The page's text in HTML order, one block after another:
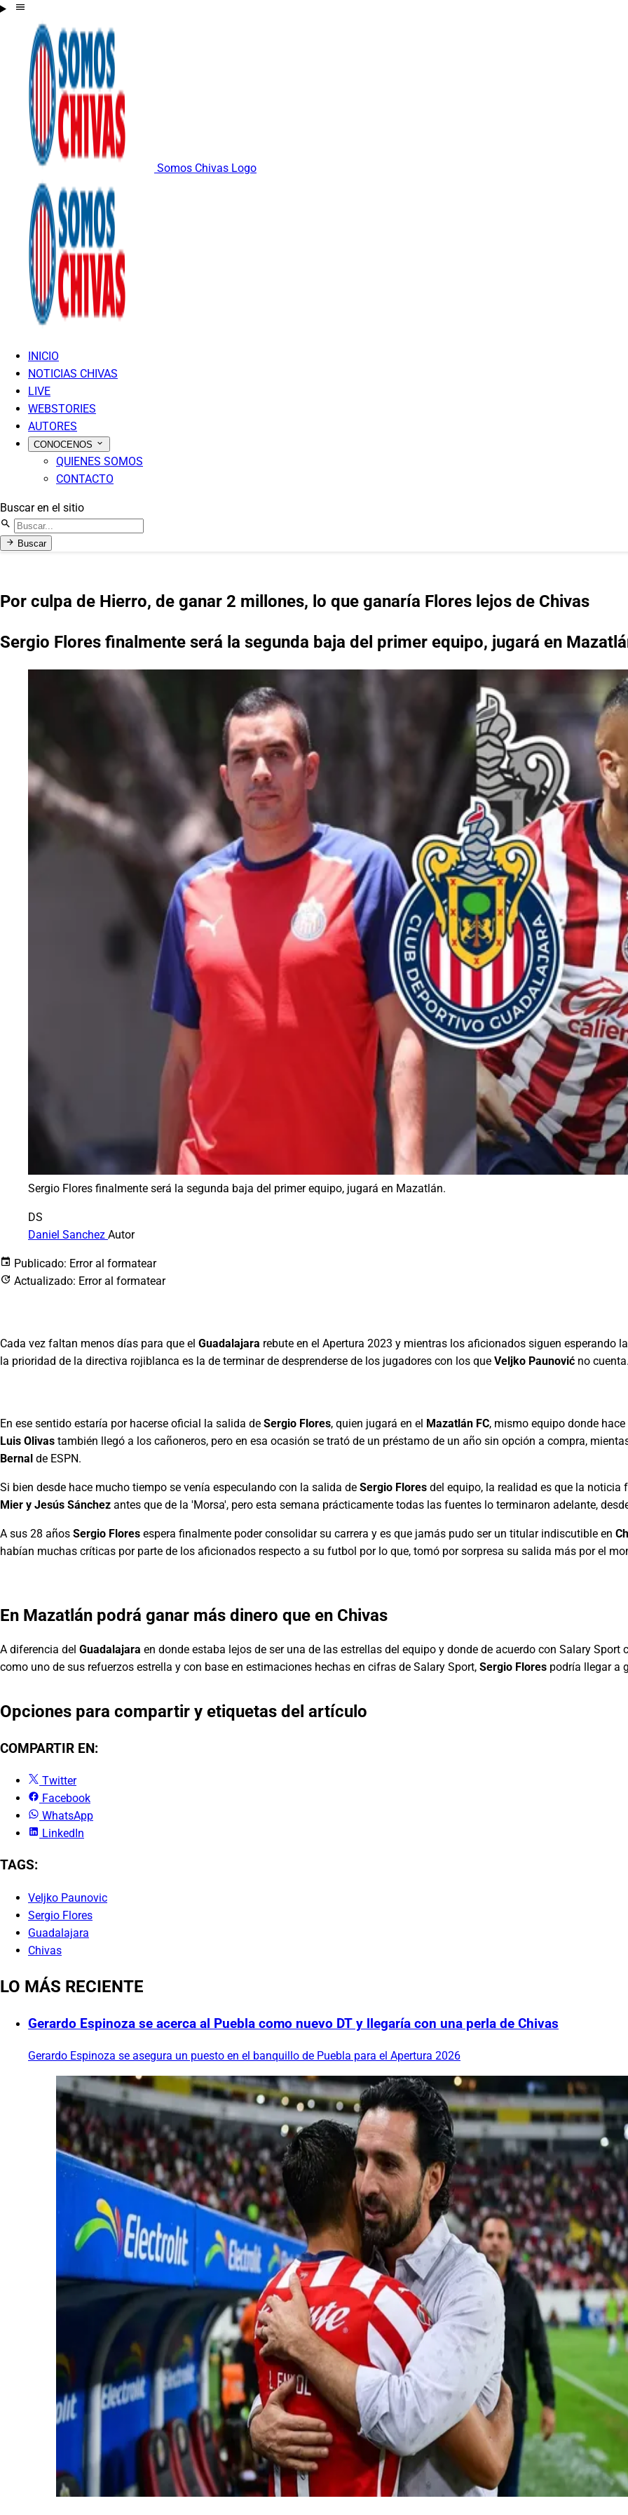
Somos Chivas Logo
INICIO
NOTICIAS CHIVAS
LIVE
WEBSTORIES
AUTORES
CONOCENOS
QUIENES SOMOS
CONTACTO
Buscar en el sitio
Buscar
Por culpa de Hierro, de ganar 2 millones, lo que ganaría Flores lejos de Chivas
Sergio Flores finalmente será la segunda baja del primer equipo, jugará en
Sergio Flores finalmente será la segunda baja del primer equipo, jugará en Mazatlán.
DS
Daniel Sanchez Autor
Publicado: Error al formatear
Actualizado: Error al formatear
Cada vez faltan menos días para que el Guadalajara rebute en el Apertura 2023 y mientras los aficionados siguen esperando
la prioridad de la directiva rojiblanca es la de terminar de desprenderse de los jugadores con los que Veljko Paunović no
En ese sentido estaría por hacerse oficial la salida de Sergio Flores, quien jugará en el Mazatlán FC, mismo equipo donde
Luis Olivas también llegó a los cañoneros, pero en esa ocasión se trató de un préstamo de un año sin opción a compra,
Bernal de ESPN.
Si bien desde hace mucho tiempo se venía especulando con la salida de Sergio Flores del equipo, la realidad es que la
Mier y Jesús Sánchez antes que de la 'Morsa', pero esta semana prácticamente todas las fuentes lo terminaron adelante,
A sus 28 años Sergio Flores espera finalmente poder consolidar su carrera y es que jamás pudo ser un titular indiscutible en
habían muchas críticas por parte de los aficionados respecto a su futbol por lo que, tomó por sorpresa su salida más por el
En Mazatlán podrá ganar más dinero que en Chivas
A diferencia del Guadalajara en donde estaba lejos de ser una de las estrellas del equipo y donde de acuerdo con Salary
como uno de sus refuerzos estrella y con base en estimaciones hechas en cifras de Salary Sport, Sergio Flores podría llegar a
Opciones para compartir y etiquetas del artículo
COMPARTIR EN:
Twitter
Facebook
WhatsApp
LinkedIn
TAGS:
Veljko Paunovic
Sergio Flores
Guadalajara
Chivas
LO MÁS RECIENTE
Gerardo Espinoza se acerca al Puebla como nuevo DT y llegaría con una perla de Chivas
Gerardo Espinoza se asegura un puesto en el banquillo de Puebla para el Apertura 2026